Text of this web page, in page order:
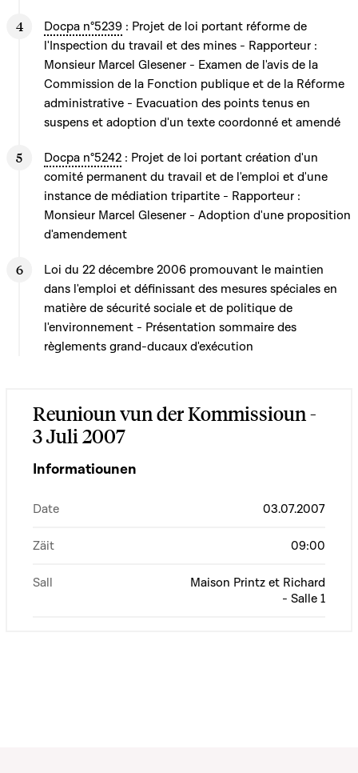
Docpa n°5239 : Projet de loi portant réforme de
l'Inspection du travail et des mines - Rapporteur :
Monsieur Marcel Glesener - Examen de l'avis de la
Commission de la Fonction publique et de la Réforme
administrative - Evacuation des points tenus en
suspens et adoption d'un texte coordonné et amendé
Docpa n°5242 : Projet de loi portant création d'un
comité permanent du travail et de l'emploi et d'une
instance de médiation tripartite - Rapporteur :
Monsieur Marcel Glesener - Adoption d'une proposition
d'amendement
Loi du 22 décembre 2006 promouvant le maintien
dans l'emploi et définissant des mesures spéciales en
matière de sécurité sociale et de politique de
l'environnement - Présentation sommaire des
règlements grand-ducaux d'exécution
Reunioun vun der Kommissioun -
3 Juli 2007
Informatiounen
Date 03.07.2007
Zäit 09:00
Sall
Maison Printz et Richard
- Salle 1